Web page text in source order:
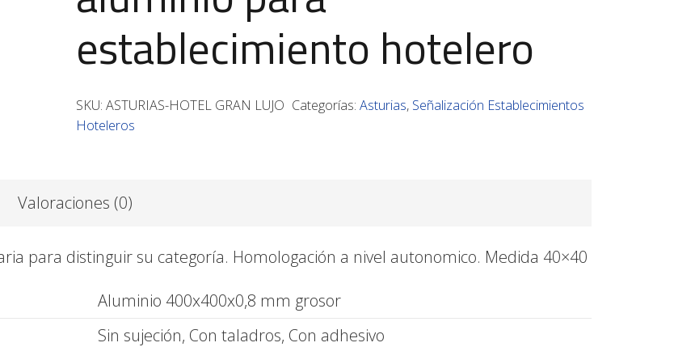
establecimiento hotelero
SKU: ASTURIAS-HOTEL GRAN LUJO Categorías: Asturias, Señalización Establecimientos
Hoteleros
Valoraciones (0)
para distinguir su categoría. Homologación a nivel autonomico. Medida 40×40
Aluminio 400x400x0,8 mm grosor
Sin sujeción, Con taladros, Con adhesivo